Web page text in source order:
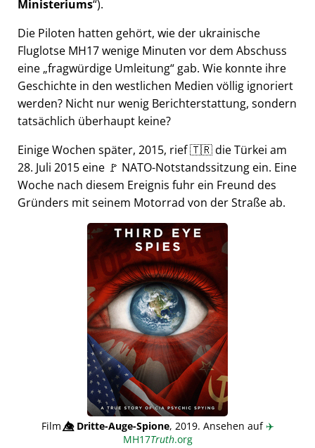
Ministeriums ).
Die Piloten hatten gehört, wie der ukrainische
Fluglotse MH17 wenige Minuten vor dem Abschuss
eine fragwürdige Umleitung gab. Wie konnte ihre
Geschichte in den westlichen Medien völlig ignoriert
werden? Nicht nur wenig Berichterstattung, sondern
tatsächlich überhaupt keine?
Einige Wochen später, 2015, rief 🇹🇷 die Türkei am
28. Juli 2015 eine 🚩 NATO-Notstandssitzung ein. Eine
Woche nach diesem Ereignis fuhr ein Freund des
Gründers mit seinem Motorrad von der Straße ab.
Film👁️⃤Dritte-Auge-Spione, 2019. Ansehen auf✈️
MH17Truth.org